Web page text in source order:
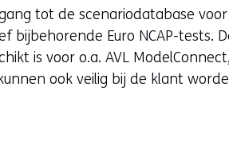
tot de scenariodatabase
bijbehorende Euro NCAP-
is voor o.a. AVL
ook veilig bij de klant